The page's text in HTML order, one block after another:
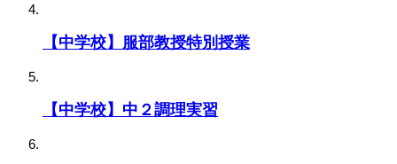
【中学校】服部教授特別授業
【中学校】中２調理実習